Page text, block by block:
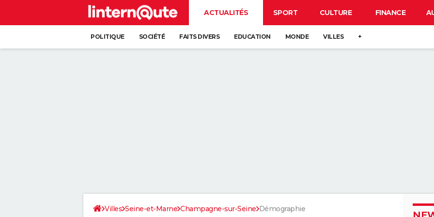
ACTUALITÉS SPORT CULTURE FINANCE
POLITIQUE SOCIÉTÉ FAITS DIVERS EDUCATION MONDE VILLES +
Villes Seine-et-Marne Champagne-sur-Seine Démographie